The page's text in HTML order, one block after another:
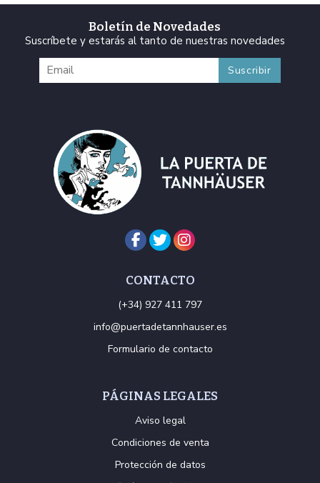
Boletín de Novedades
Suscríbete y estarás al tanto de nuestras novedades
CONTACTO
(+34) 927 411 797
info@puertadetannhauser.es
Formulario de contacto
PÁGINAS LEGALES
Aviso legal
Condiciones de venta
Protección de datos